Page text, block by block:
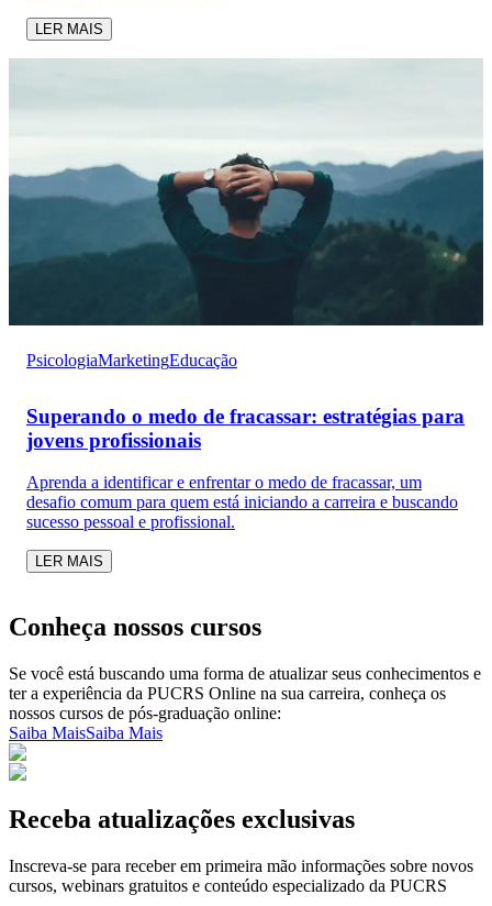
LER MAIS
PsicologiaMarketingEducação
Superando o medo de fracassar: estratégias para
jovens profissionais
Aprenda a identificar e enfrentar o medo de fracassar, um
desafio comum para quem está iniciando a carreira e buscando
sucesso pessoal e profissional.
LER MAIS
Conheça nossos cursos
Se você está buscando uma forma de atualizar seus conhecimentos e
ter a experiência da PUCRS Online na sua carreira, conheça os
nossos cursos de pós-graduação online:
Saiba MaisSaiba Mais
Receba atualizações exclusivas
Inscreva-se para receber em primeira mão informações sobre novos
cursos, webinars gratuitos e conteúdo especializado da PUCRS